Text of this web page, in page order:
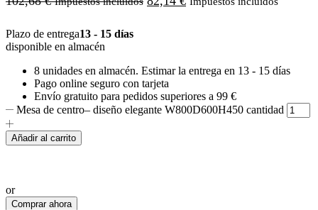
Plazo de entrega13 - 15 días
disponible en almacén
8 unidades en almacén. Estimar la entrega en 13 - 15 días
Pago online seguro con tarjeta
Envío gratuito para pedidos superiores a 99 €
Mesa de centro– diseño elegante W800D600H450 cantidad
Añadir al carrito
or
Comprar ahora